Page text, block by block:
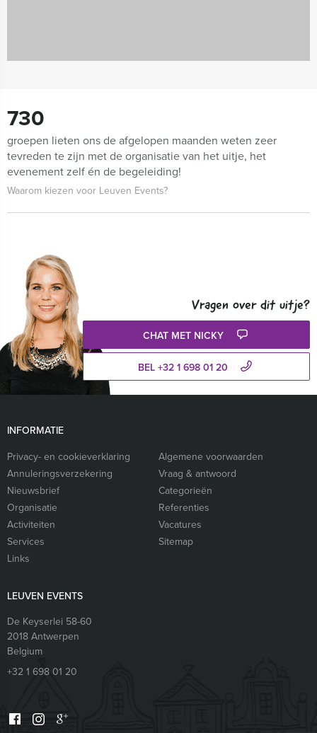
730
groepen lieten ons de afgelopen maanden weten zeer
tevreden te zijn met de organisatie van het uitje, het
evenement zelf én de begeleiding!
Waarom kiezen voor Leuven Events?
Vragen over dit uitje?
CHAT MET NICKY
BEL +32 1 698 01 20
INFORMATIE
Privacy- en cookieverklaring
Algemene voorwaarden
Annuleringsverzekering
Vraag & antwoord
Nieuwsbrief
Categorieën
Organisatie
Referenties
Activiteiten
Vacatures
Services
Sitemap
Links
LEUVEN EVENTS
De Keyserlei 58-60
2018Antwerpen
Belgium
+32 1 698 01 20